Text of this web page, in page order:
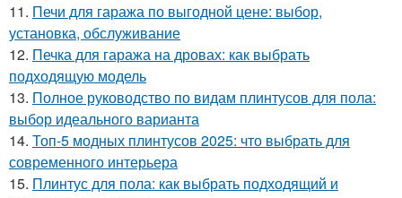
11. Печи для гаража по выгодной цене: выбор,
установка, обслуживание
12. Печка для гаража на дровах: как выбрать
подходящую модель
13. Полное руководство по видам плинтусов для пола:
выбор идеального варианта
14. Топ-5 модных плинтусов 2025: что выбрать для
современного интерьера
15. Плинтус для пола: как выбрать подходящий и